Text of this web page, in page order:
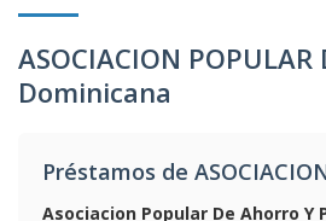
ASOCIACION
Dominicana
Préstamos de
Asociacion Popular De Ahorro Y